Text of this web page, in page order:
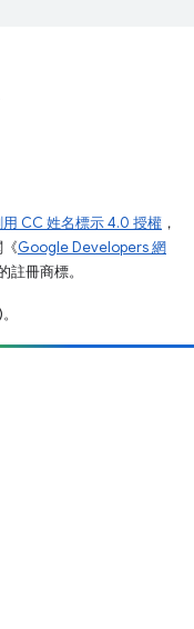
用 CC 姓名標示 4.0 授權 ，
Google Developers 網
冊商標。